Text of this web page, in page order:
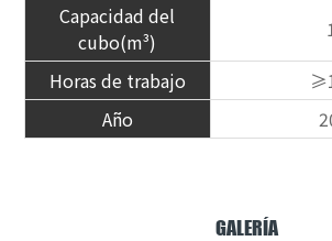
Capacidad del
cubo(m³)
Horas de trabajo
Año
GALERÍA